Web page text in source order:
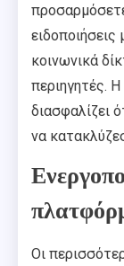
κοινωνικά
περιηγητές.
διασφαλίζει
να
Οι